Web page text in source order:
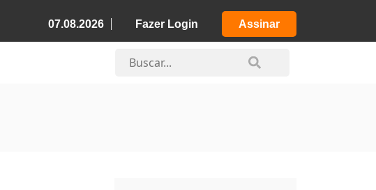
07.08.2026 Fazer Login Assinar